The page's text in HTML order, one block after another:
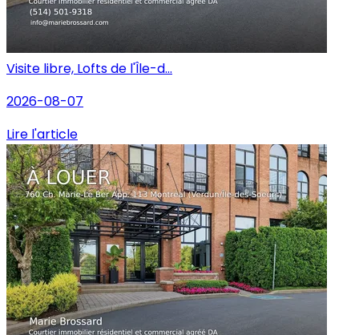
Visite libre, Lofts de l'Île-d...
2026-08-07
Lire l'article